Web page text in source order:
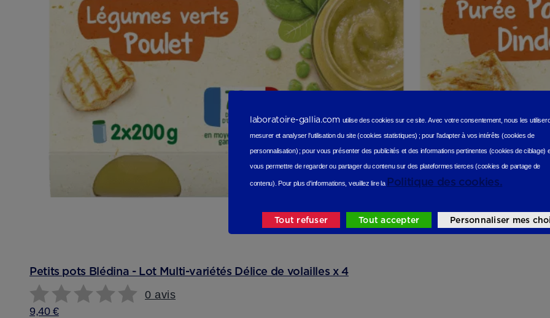
Petits pots Blédina - Lot Multi-variétés Délice de volailles x 4
0 avis
9,40 €
laboratoire-gallia.com utilise des cookies sur ce site.Avec votre consentement, nous les
mesurer et analyser l'utilisation du site (cookies statistiques) ;pour l'adapter à vos intérêts (cookies de
personnalisation) ;pour vous présenter des publicités et des informations pertinentes (cookies de ciblage)
vous permettre de regarder ou partager du contenu sur des plateformes tierces (cookies de partage de
contenu). Pour plus d'informations, veuillez lire la Politique des cookies.
Tout refuser Tout accepter Personnaliser mes